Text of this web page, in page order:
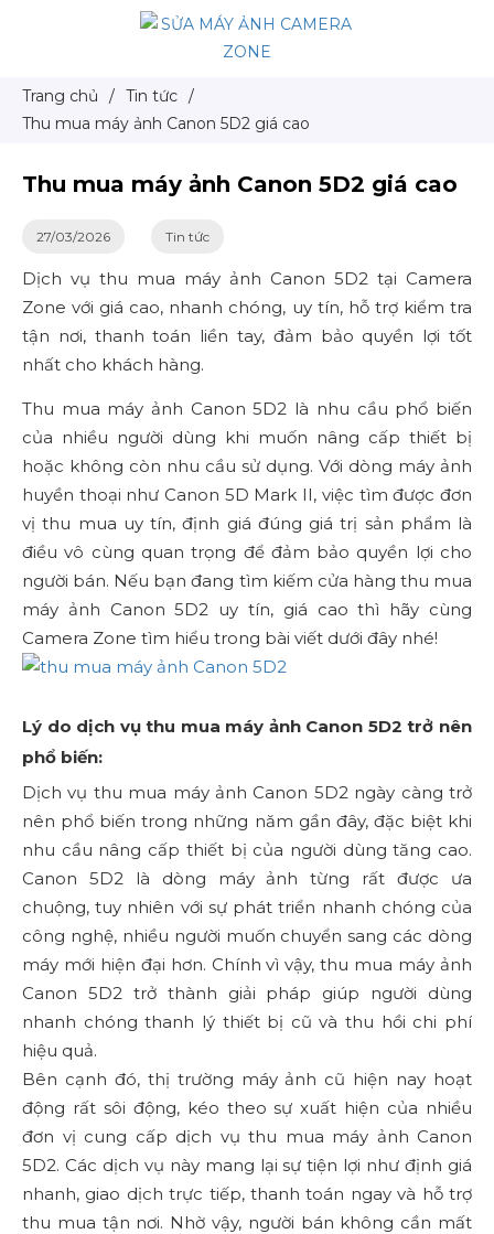
Trang chủ / Tin tức /
Thu mua máy ảnh Canon 5D2 giá cao
Thu mua máy ảnh Canon 5D2 giá cao
27/03/2026 Tin tức
Dịch vụ thu mua máy ảnh Canon 5D2 tại Camera
Zone với giá cao, nhanh chóng, uy tín, hỗ trợ kiểm tra
tận nơi, thanh toán liền tay, đảm bảo quyền lợi tốt
nhất cho khách hàng.
Thu mua máy ảnh Canon 5D2 là nhu cầu phổ biến
của nhiều người dùng khi muốn nâng cấp thiết bị
hoặc không còn nhu cầu sử dụng. Với dòng máy ảnh
huyền thoại như Canon 5D Mark II, việc tìm được đơn
vị thu mua uy tín, định giá đúng giá trị sản phẩm là
điều vô cùng quan trọng để đảm bảo quyền lợi cho
người bán. Nếu bạn đang tìm kiếm cửa hàng thu mua
máy ảnh Canon 5D2 uy tín, giá cao thì hãy cùng
Camera Zone tìm hiểu trong bài viết dưới đây nhé!
Lý do dịch vụ thu mua máy ảnh Canon 5D2 trở nên
phổ biến:
Dịch vụ thu mua máy ảnh Canon 5D2 ngày càng trở
nên phổ biến trong những năm gần đây, đặc biệt khi
nhu cầu nâng cấp thiết bị của người dùng tăng cao.
Canon 5D2 là dòng máy ảnh từng rất được ưa
chuộng, tuy nhiên với sự phát triển nhanh chóng của
công nghệ, nhiều người muốn chuyển sang các dòng
máy mới hiện đại hơn. Chính vì vậy, thu mua máy ảnh
Canon 5D2 trở thành giải pháp giúp người dùng
nhanh chóng thanh lý thiết bị cũ và thu hồi chi phí
hiệu quả.
Bên cạnh đó, thị trường máy ảnh cũ hiện nay hoạt
động rất sôi động, kéo theo sự xuất hiện của nhiều
đơn vị cung cấp dịch vụ thu mua máy ảnh Canon
5D2. Các dịch vụ này mang lại sự tiện lợi như định giá
nhanh, giao dịch trực tiếp, thanh toán ngay và hỗ trợ
thu mua tận nơi. Nhờ vậy, người bán không cần mất